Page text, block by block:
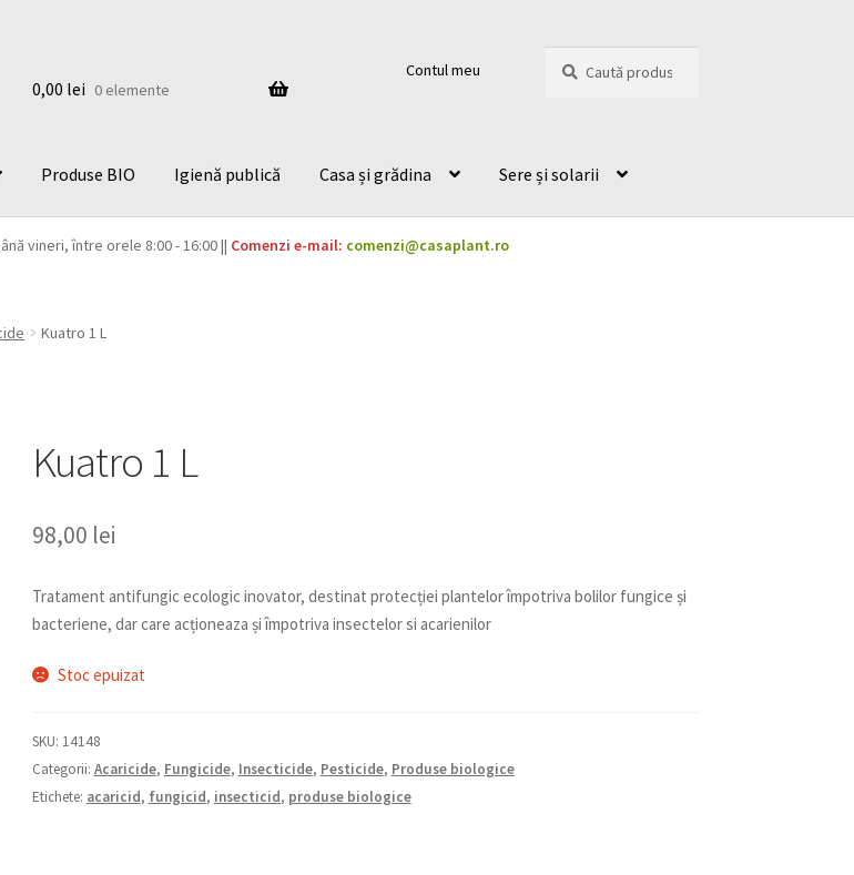
0,00 lei 0 elemente
Contul meu
după:
Produse BIO Igienă publică Casa și grădina Sere și solarii
vineri, între orele 8:00 - 16:00 || Comenzi e-mail: comenzi@casaplant.ro
Kuatro 1 L
Kuatro 1 L
98,00 lei
Tratament antifungic ecologic inovator, destinat protecției plantelor împotriva bolilor fungice și
bacteriene, dar care acționeaza și împotriva insectelor si acarienilor
Stoc epuizat
SKU: 14148
Categorii: Acaricide, Fungicide, Insecticide, Pesticide, Produse biologice
Etichete: acaricid, fungicid, insecticid, produse biologice